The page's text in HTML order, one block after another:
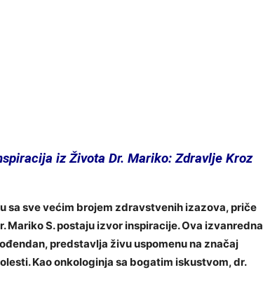
iz Života Dr. Mariko: Zdravlje Kroz
sa sve većim brojem zdravstvenih izazova, priče
Mariko S. postaju izvor inspiracije. Ova izvanredna
predstavlja živu uspomenu na značaj
Kao onkologinja sa bogatim iskustvom, dr.